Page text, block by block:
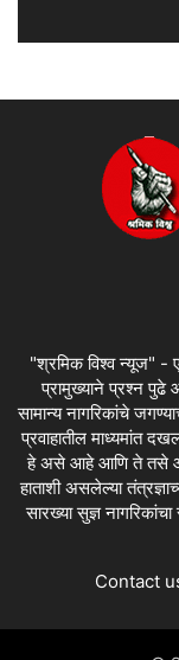
"श्रमिक विश्व न्यूज" -
प्रामुख्याने प्रश्न पुढे
सामान्य नागरिकांचे
प्रवाहातील माध्यमांत
हे असे आहे आणि ते तसे
हाताशी असलेल्या
सारख्या सुज्ञ
Contact